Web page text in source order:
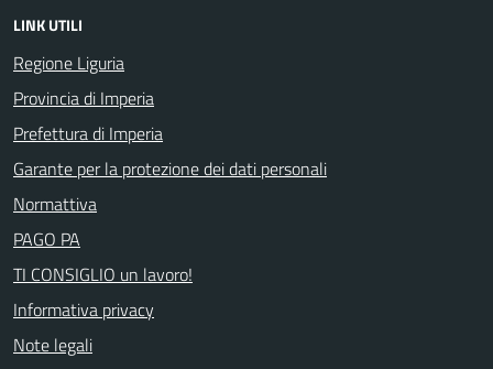
LINK UTILI
Regione Liguria
Provincia di Imperia
Prefettura di Imperia
Garante per la protezione dei dati personali
Normattiva
PAGO PA
TI CONSIGLIO un lavoro!
Informativa privacy
Note legali